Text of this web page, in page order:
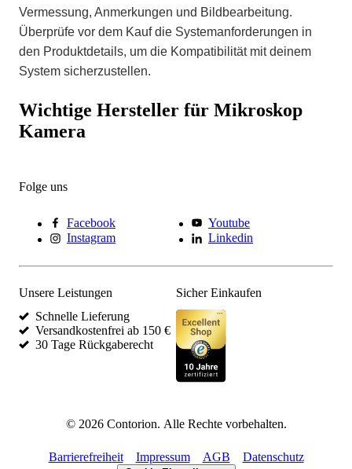
Vermessung, Anmerkungen und Bildbearbeitung.
Überprüfe vor dem Kauf die Systemanforderungen in
den Produktdetails, um die Kompatibilität mit deinem
System sicherzustellen.
Wichtige Hersteller für Mikroskop
Kamera
Folge uns
Facebook
Youtube
Instagram
Linkedin
Unsere Leistungen
Schnelle Lieferung
Versandkostenfrei ab 150 €
30 Tage Rückgaberecht
Sicher Einkaufen
© 2026Contorion. Alle Rechte vorbehalten.
Barrierefreiheit Impressum AGB Datenschutz